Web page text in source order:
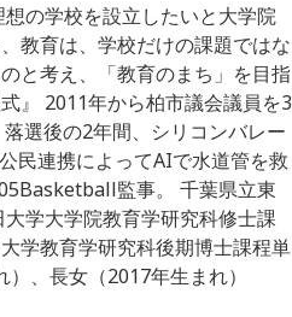
の学校を設立したいと大学院
教育は、学校だけの課題ではな
と考え、「教育のまち」を目指
』 2011年から柏市議会議員を3
選後の2年間、シリコンバレー
民連携によってAIで水道管を救
監事。 千葉県立東
学大学院教育学研究科修士課
学教育学研究科後期博士課程単
、長女（2017年生まれ）